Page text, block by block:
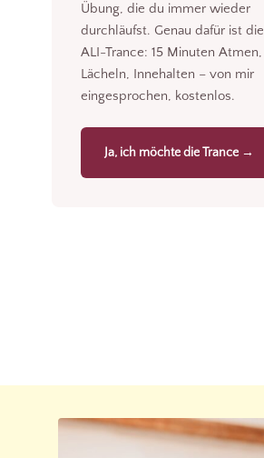
Übung, die du immer wieder
durchläufst. Genau dafür ist die
ALI-Trance: 15 Minuten Atmen,
Lächeln, Innehalten – von mir
eingesprochen, kostenlos.
Ja, ich möchte die Trance →